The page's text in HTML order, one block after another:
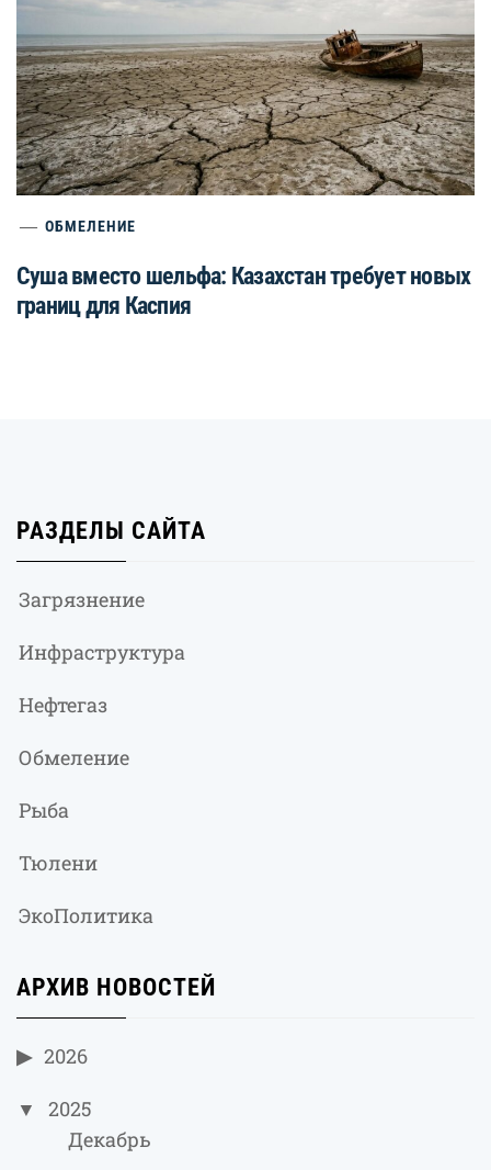
ОБМЕЛЕНИЕ
Суша вместо шельфа: Казахстан требует новых
границ для Каспия
РАЗДЕЛЫ САЙТА
Загрязнение
Инфраструктура
Нефтегаз
Обмеление
Рыба
Тюлени
ЭкоПолитика
АРХИВ НОВОСТЕЙ
2026
2025
Декабрь